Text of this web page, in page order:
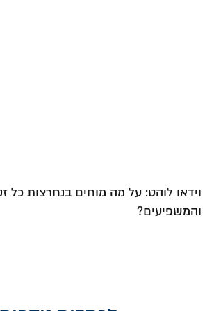
וידאו לוהט: על מה מוחים בנחרצות כל
והמשפיעים?